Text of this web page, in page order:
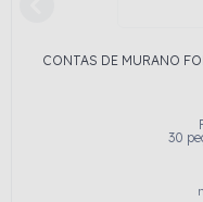
CONTAS DE MURANO
30